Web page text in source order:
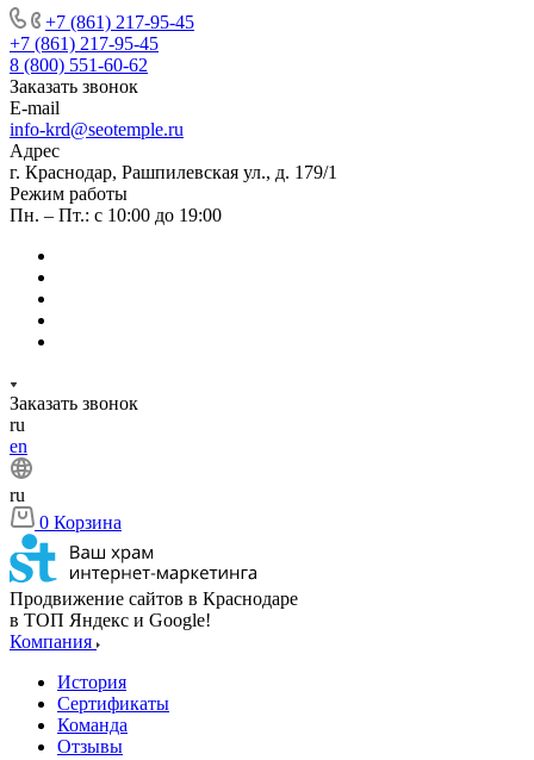
+7 (861) 217-95-45
+7 (861) 217-95-45
8 (800) 551-60-62
Заказать звонок
E-mail
info-krd@seotemple.ru
Адрес
г. Краснодар, Рашпилевская ул., д. 179/1
Режим работы
Пн. – Пт.: с 10:00 до 19:00
Заказать звонок
ru
en
ru
0 Корзина
Продвижение сайтов в Краснодаре
в ТОП Яндекс и Google!
Компания
История
Сертификаты
Команда
Отзывы